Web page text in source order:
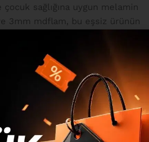
sağlığına uygun melamin
3mm mdflam, bu eşsiz ürünün
ile şıklık ön plandadır.
Tablo FE1-L ürünümüzü
bağlantı sistemi ile
ürünü defalarca söküp
olursunuz. Paketleme Sistemi
dolgu malzemeleri ile
en güvenli ve profesyonel